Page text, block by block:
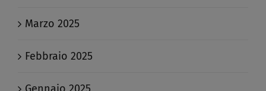
Marzo 2025
Febbraio 2025